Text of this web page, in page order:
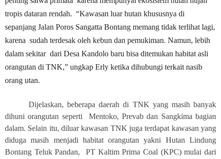
tropis dataran rendah. “Kawasan luar hutan khususnya di
sepanjang Jalan Poros Sangatta Bontang memang tidak terlihat lagi,
karena sudah terdesak oleh kebun dan pemukiman. Namun, lebih
dalam sekitar dari Desa Kandolo baru bisa ditemukan habitat asli
orangutan di TNK,” ungkap Erly ketika dihubungi terkait nasib
orang utan.
Dijelaskan, beberapa daerah di TNK yang masih banyak
dihuni orangutan seperti
Mentoko, Prevab dan Sangkima bagian
dalam. Selain itu, diluar kawasan TNK juga terdapat kawasan yang
diduga masih menjadi habitat orangutan yakni Hutan Lindung
Bontang Teluk Pandan,
PT Kaltim Prima Coal (KPC) mulai dari